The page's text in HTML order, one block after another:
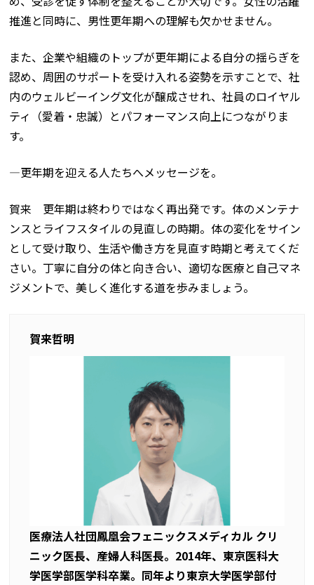
推進と同時に、男性更年期への理解も欠かせません。
また、企業や組織のトップが更年期による自分の揺らぎを
認め、周囲のサポートを受け入れる姿勢を示すことで、社
内のウェルビーイング文化が醸成させれ、社員のロイヤル
ティ（愛着・忠誠）とパフォーマンス向上につながりま
す。
―更年期を迎える人たちへメッセージを。
賀来 更年期は終わりではなく再出発です。体のメンテナ
ンスとライフスタイルの見直しの時期。体の変化をサイン
として受け取り、生活や働き方を見直す時期と考えてくだ
さい。丁寧に自分の体と向き合い、適切な医療と自己マネ
ジメントで、美しく進化する道を歩みましょう。
賀来哲明
医療法人社団鳳凰会フェニックスメディカル クリ
ニック医長、産婦人科医長。2014年、東京医科大
学医学部医学科卒業。同年より東京大学医学部付